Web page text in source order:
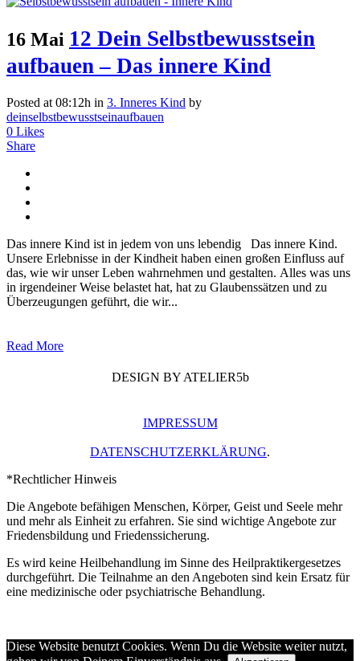
16 Mai 12 Dein Selbstbewusstsein
aufbauen – Das innere Kind
Posted at 08:12h in 3. Inneres Kind by
deinselbstbewusstseinaufbauen
0 Likes
Share
Das innere Kind ist in jedem von uns lebendig Das innere Kind.
Unsere Erlebnisse in der Kindheit haben einen großen Einfluss auf
das, wie wir unser Leben wahrnehmen und gestalten. Alles was uns
in irgendeiner Weise belastet hat, hat zu Glaubenssätzen und zu
Überzeugungen geführt, die wir...
Read More
DESIGN BY ATELIER5b
IMPRESSUM
DATENSCHUTZERKLÄRUNG.
*Rechtlicher Hinweis
Die Angebote befähigen Menschen, Körper, Geist und Seele mehr
und mehr als Einheit zu erfahren. Sie sind wichtige Angebote zur
Friedensbildung und Friedenssicherung.
Es wird keine Heilbehandlung im Sinne des Heilpraktikergesetzes
durchgeführt. Die Teilnahme an den Angeboten sind kein Ersatz für
eine medizinische oder psychiatrische Behandlung.
Diese Website benutzt Cookies. Wenn Du die Website weiter nutzt,